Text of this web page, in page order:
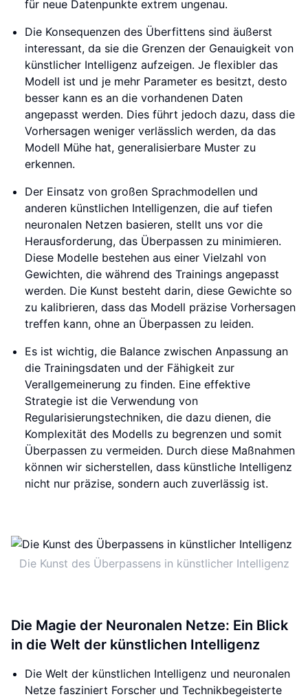
für neue Datenpunkte extrem ungenau.
Die Konsequenzen des Überfittens sind äußerst
interessant, da sie die Grenzen der Genauigkeit von
künstlicher Intelligenz aufzeigen. Je flexibler das
Modell ist und je mehr Parameter es besitzt, desto
besser kann es an die vorhandenen Daten
angepasst werden. Dies führt jedoch dazu, dass die
Vorhersagen weniger verlässlich werden, da das
Modell Mühe hat, generalisierbare Muster zu
erkennen.
Der Einsatz von großen Sprachmodellen und
anderen künstlichen Intelligenzen, die auf tiefen
neuronalen Netzen basieren, stellt uns vor die
Herausforderung, das Überpassen zu minimieren.
Diese Modelle bestehen aus einer Vielzahl von
Gewichten, die während des Trainings angepasst
werden. Die Kunst besteht darin, diese Gewichte so
zu kalibrieren, dass das Modell präzise Vorhersagen
treffen kann, ohne an Überpassen zu leiden.
Es ist wichtig, die Balance zwischen Anpassung an
die Trainingsdaten und der Fähigkeit zur
Verallgemeinerung zu finden. Eine effektive
Strategie ist die Verwendung von
Regularisierungstechniken, die dazu dienen, die
Komplexität des Modells zu begrenzen und somit
Überpassen zu vermeiden. Durch diese Maßnahmen
können wir sicherstellen, dass künstliche Intelligenz
nicht nur präzise, sondern auch zuverlässig ist.
Die Kunst des Überpassens in künstlicher Intelligenz
Die Magie der Neuronalen Netze: Ein Blick
in die Welt der künstlichen Intelligenz
Die Welt der künstlichen Intelligenz und neuronalen
Netze fasziniert Forscher und Technikbegeisterte